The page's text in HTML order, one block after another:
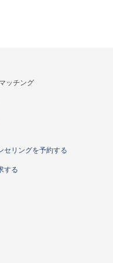
ッチング
セリングを予約する
する